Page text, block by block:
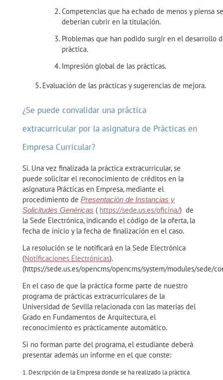
Competencias que ha echado de menos y piensa se
deberían cubrir en la titulación.
Problemas que han podido surgir en el desarrollo
práctica.
Impresión global de las prácticas.
Evaluación de las prácticas y sugerencias de mejora.
¿Se puede convalidar una práctica
extracurricular por la asignatura de Prácticas en
Empresa Curricular?
Si. Una vez finalizada la práctica extracurricular, se
puede solicitar el reconocimiento de créditos en la
asignatura Prácticas en Empresa, mediante el
procedimiento dePresentación de Instancias y
Solicitudes Genéricas ( https://sede.us.es/oficina/) de
la Sede Electrónica, indicando el código de la oferta, la
fecha de inicio y la fecha de finalización en el caso.
La resolución se le notificará en la Sede Electrónica
(Notificaciones Electrónicas).
(https://sede.us.es/opencms/opencms/system/modules/sede/
En el caso de que la práctica forme parte de nuestro
programa de prácticas extracurriculares de la
Universidad de Sevilla relacionada con las materias del
Grado en Fundamentos de Arquitectura, el
reconocimiento es prácticamente automático.
Si no forman parte del programa, el estudiante deberá
presentar además un informe en el que conste:
1. Descripción de la Empresa donde se ha realizado la práctica.